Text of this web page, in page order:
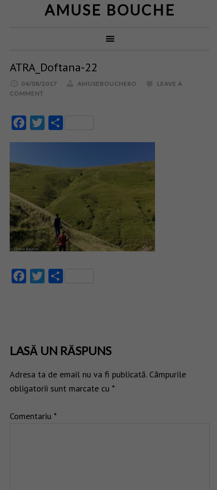
AMUSE BOUCHE
ATRA_Doftana-22
04/08/2017 AMUSEBOUCHERO
LEAVE A
COMMENT
FacebookTwitter
FacebookTwitter
LASĂ UN RĂSPUNS
Adresa ta de email nu va fi publicată. Câmpurile
obligatorii sunt marcate cu *
Comentariu *